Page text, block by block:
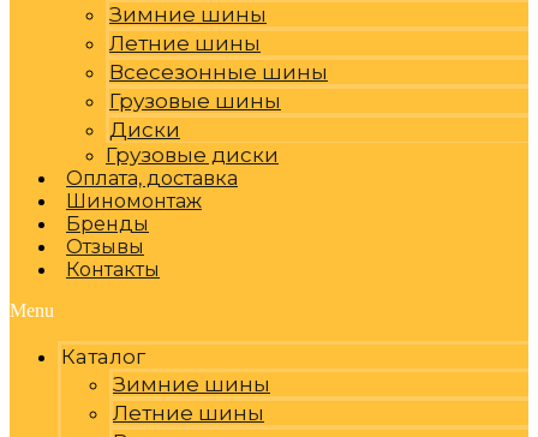
Зимние шины
Летние шины
Всесезонные шины
Грузовые шины
Диски
Грузовые диски
Оплата, доставка
Шиномонтаж
Бренды
Отзывы
Контакты
Menu
Каталог
Зимние шины
Летние шины